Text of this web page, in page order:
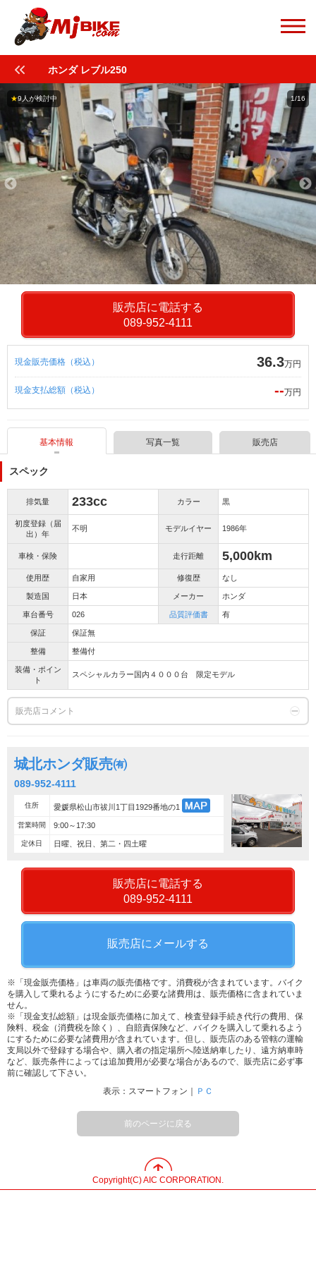
ホンダ レブル250
1/16
★9人が検討中
販売店に電話する
089-952-4111
現金販売価格（税込） 36.3万円
現金支払総額（税込） --万円
基本情報 写真一覧 販売店
スペック
排気量 233cc カラー 黒
初度登録（届
出）年
不明 モデルイヤー 1986年
車検・保険 走行距離 5,000km
使用歴 自家用 修復歴 なし
製造国 日本 メーカー ホンダ
車台番号 026 品質評価書 有
保証 保証無
整備 整備付
装備・ポイン
ト
スペシャルカラー国内４０００台 限定モデル
販売店コメント
城北ホンダ販売㈲
089-952-4111
住所 愛媛県松山市祓川1丁目1929番地の1
営業時間 9:00～17:30
定休日 日曜、祝日、第二・四土曜
販売店に電話する
089-952-4111
販売店にメールする
※「現金販売価格」は車両の販売価格です。消費税が含まれています。バイク
を購入して乗れるようにするために必要な諸費用は、販売価格に含まれていま
せん。
※「現金支払総額」は現金販売価格に加えて、検査登録手続き代行の費用、保
険料、税金（消費税を除く）、自賠責保険など、バイクを購入して乗れるよう
にするために必要な諸費用が含まれています。但し、販売店のある管轄の運輸
支局以外で登録する場合や、購入者の指定場所へ陸送納車したり、遠方納車時
など、販売条件によっては追加費用が必要な場合があるので、販売店に必ず事
前に確認して下さい。
表示：スマートフォン｜
ＰＣ
前のページに戻る
Copyright(C) AIC CORPORATION.